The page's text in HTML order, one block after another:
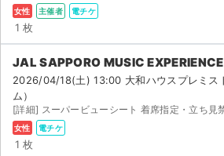
サイト情報
女性 主催者 電チケ
1 枚
JAL SAPPORO MUSIC
2026/04/18(土) 13:00 大和ハウスプレミス
ム）
女性 電チケ
1 枚